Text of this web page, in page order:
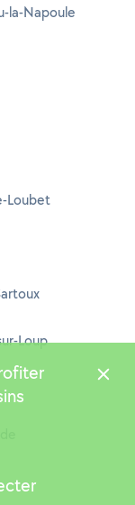
la-Napoule
Loubet
Loup